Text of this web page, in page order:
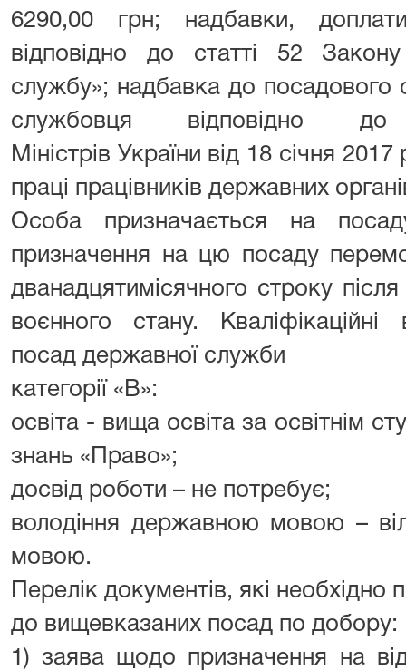
6290,00 грн; надбавки,
відповідно до статті 52
службу»; надбавка до посадового
службовця відповідно до
Міністрів України від 18 січня
праці працівників державних
Особа призначається на
призначення на цю посаду
дванадцятимісячного строку
воєнного стану.
посад державної служби
категорії «В»:
освіта - вища освіта за освітнім
знань «Право»;
досвід роботи – не потребує;
володіння державною мовою –
мовою.
Перелік документів, які
до вищевказаних посад по добору:
1) заява щодо призначення на